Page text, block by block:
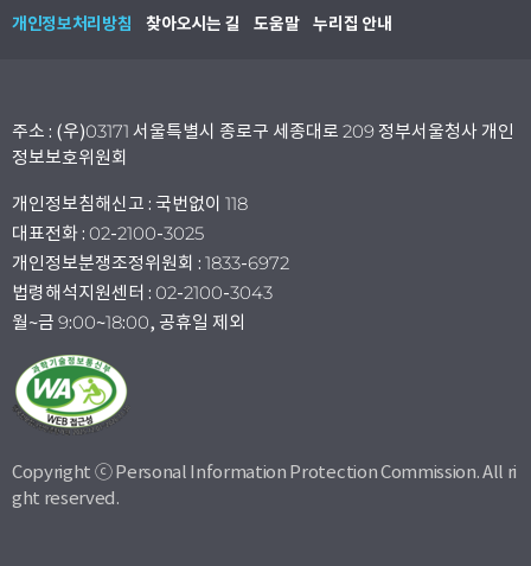
개인정보처리방침 찾아오시는 길 도움말 누리집 안내
주소 : (우)03171 서울특별시 종로구 세종대로 209 정부서울청사 개인
정보보호위원회
개인정보침해신고 : 국번없이 118
대표전화 : 02-2100-3025
개인정보분쟁조정위원회 : 1833-6972
법령해석지원센터 : 02-2100-3043
월~금 9:00~18:00, 공휴일 제외
Copyright ⓒ Personal Information Protection Commission. All ri
ght reserved.